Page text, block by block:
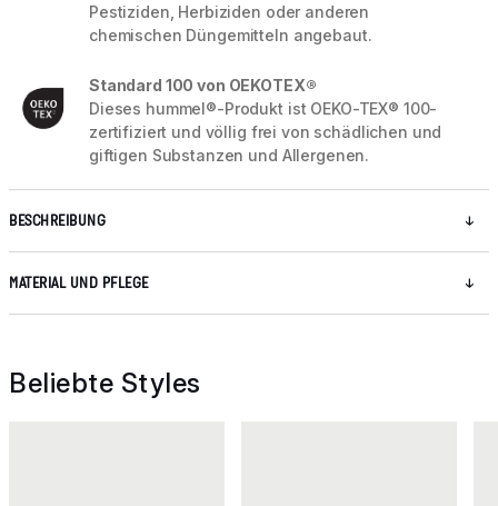
Pestiziden, Herbiziden oder anderen
chemischen Düngemitteln angebaut.
Standard 100 von OEKOTEX®
Dieses hummel®-Produkt ist OEKO-TEX® 100-
zertifiziert und völlig frei von schädlichen und
giftigen Substanzen und Allergenen.
BESCHREIBUNG
MATERIAL UND PFLEGE
Beliebte Styles